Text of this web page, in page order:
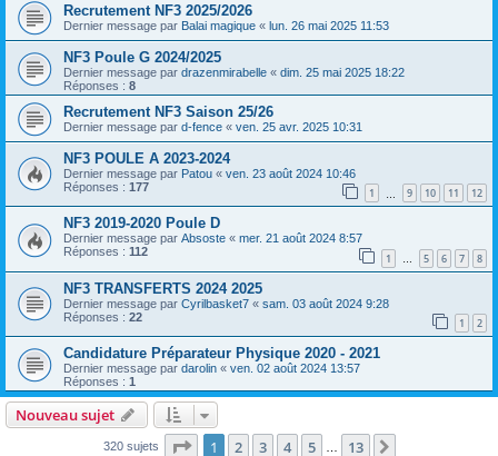
Recrutement NF3 2025/2026
Dernier message par Balai magique « lun. 26 mai 2025 11:53
NF3 Poule G 2024/2025
Dernier message par drazenmirabelle « dim. 25 mai 2025 18:22
Réponses : 8
Recrutement NF3 Saison 25/26
Dernier message par d-fence « ven. 25 avr. 2025 10:31
NF3 POULE A 2023-2024
Dernier message par Patou « ven. 23 août 2024 10:46
Réponses : 177 1 9 10 11 12
NF3 2019-2020 Poule D
Dernier message par Absoste « mer. 21 août 2024 8:57
Réponses : 112 1 … 5 6 7 8
NF3 TRANSFERTS 2024 2025
Dernier message par Cyrilbasket7 « sam. 03 août 2024 9:28
Réponses : 22 1 2
Candidature Préparateur Physique 2020 - 2021
Dernier message par darolin « ven. 02 août 2024 13:57
Réponses : 1
Nouveau sujet
320 sujets Page 1sur13
1 2 3 4 5 … 13